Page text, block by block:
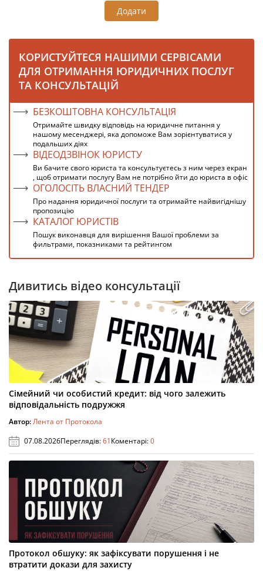
Додати
КОРИСТУЙТЕСЯ НАШИМИ СЕРВІСАМИ
ДЛЯ ОТРИМАННЯ ЮРИДИЧНИХ ПОСЛУГ
ТА КОНСУЛЬТАЦІЙ
БЕЗКОШТОВНА КОНСУЛЬТАЦІЯ
Отримайте швидку відповідь на юридичне питання у
нашому месенджері, яка допоможе Вам зорієнтуватися у
подальших діях
ВІДЕОДЗВІНОК ЮРИСТУ
Ви бачите свого юриста та консультуєтесь з ним через екран
, щоб отримати послугу Вам не потрібно йти до юриста в офіс
ОГОЛОСІТЬ ВЛАСНИЙ ТЕНДЕР
Про надання юридичної послуги та отримайте найвигіднішу
пропозицію
КАТАЛОГ ЮРИСТІВ
Пошук виконавця для вирішення Вашої проблеми за
фильтрами, показниками та рейтингом
Дивитись відео консультації
Сімейний чи особистий кредит: від чого залежить
відповідальність подружжя
Автор:Лента от Протокола
07.08.2026Переглядів:61Коментарі:0
Протокол обшуку: як зафіксувати порушення і не
втратити докази для захисту